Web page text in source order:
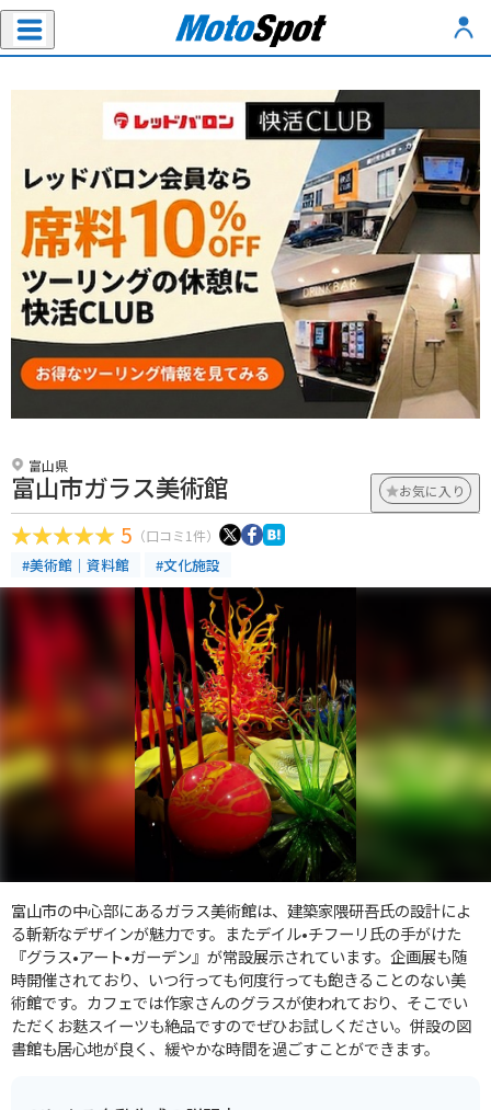
富山県
富山市ガラス美術館 お気に入り
5 （口コミ1件）
#美術館｜資料館 #文化施設
富山市の中心部にあるガラス美術館は、建築家隈研吾氏の設計によ
る斬新なデザインが魅力です。またデイル•チフーリ氏の手がけた
『グラス•アート•ガーデン』が常設展示されています。企画展も随
時開催されており、いつ行っても何度行っても飽きることのない美
術館です。カフェでは作家さんのグラスが使われており、そこでい
ただくお麩スイーツも絶品ですのでぜひお試しください。併設の図
書館も居心地が良く、緩やかな時間を過ごすことができます。